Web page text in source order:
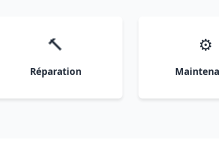
🔨
Réparation
⚙️